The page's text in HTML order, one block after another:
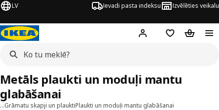
LV Ievadi pasta indeksu Izvēlēties veikalu
Hej! Pierakstīties
PirkumuPirkumu
…Grāmatu skapji un plauktiPlaukti un moduļi mantu glabāšanai
Metāls plaukti un moduļi mantu
glabāšanai